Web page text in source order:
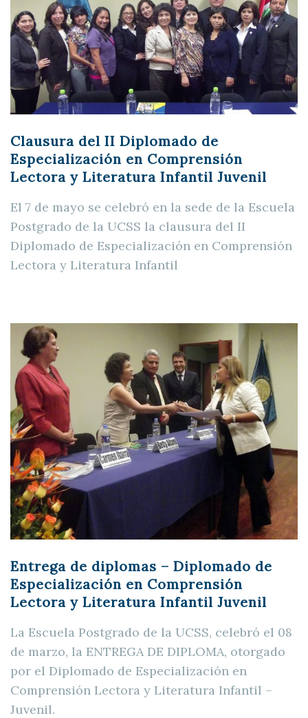
Clausura del II Diplomado de
Especialización en Comprensión
Lectora y Literatura Infantil Juvenil
El 7 de mayo se celebró en la sede de la Escuela
Postgrado de la UCSS la clausura del II
Diplomado de Especialización en Comprensión
Lectora y Literatura Infantil
Entrega de diplomas – Diplomado de
Especialización en Comprensión
Lectora y Literatura Infantil Juvenil
La Escuela Postgrado de la UCSS, celebró el 08
de marzo, la ENTREGA DE DIPLOMA, otorgado
por el Diplomado de Especialización en
Comprensión Lectora y Literatura Infantil –
Juvenil.